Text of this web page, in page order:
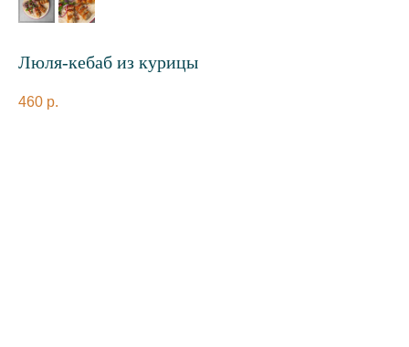
Люля-кебаб из курицы
460 р.